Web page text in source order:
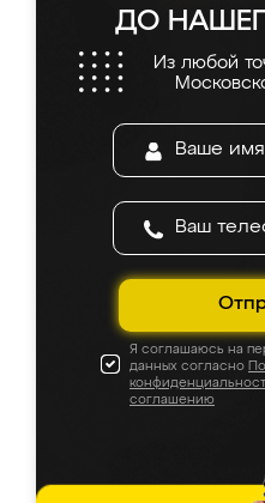
ДО
Из любой
Я соглашаюсь на
данных согласно
соглашению